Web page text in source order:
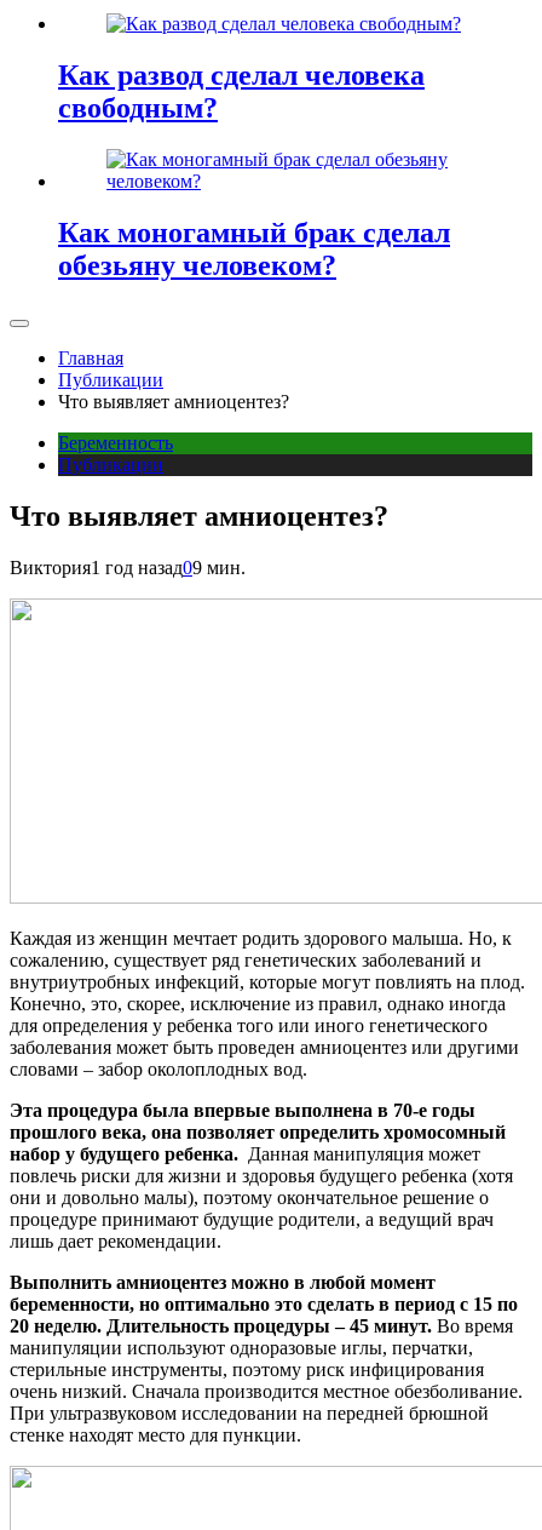
Как развод сделал человека
свободным?
Как моногамный брак сделал
обезьяну человеком?
Главная
Публикации
Что выявляет амниоцентез?
Беременность
Публикации
Что выявляет амниоцентез?
Виктория1 год назад09 мин.
Каждая из женщин мечтает родить здорового малыша. Но, к
сожалению, существует ряд генетических заболеваний и
внутриутробных инфекций, которые могут повлиять на плод.
Конечно, это, скорее, исключение из правил, однако иногда
для определения у ребенка того или иного генетического
заболевания может быть проведен амниоцентез или другими
словами – забор околоплодных вод.
Эта процедура была впервые выполнена в 70-е годы
прошлого века, она позволяет определить хромосомный
набор у будущего ребенка. Данная манипуляция может
повлечь риски для жизни и здоровья будущего ребенка (хотя
они и довольно малы), поэтому окончательное решение о
процедуре принимают будущие родители, а ведущий врач
лишь дает рекомендации.
Выполнить амниоцентез можно в любой момент
беременности, но оптимально это сделать в период с 15 по
20 неделю. Длительность процедуры – 45 минут. Во время
манипуляции используют одноразовые иглы, перчатки,
стерильные инструменты, поэтому риск инфицирования
очень низкий. Сначала производится местное обезболивание.
При ультразвуковом исследовании на передней брюшной
стенке находят место для пункции.